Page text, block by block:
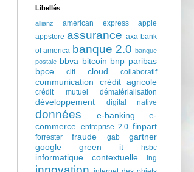
Libellés
allianz american express
apple
appstore assurance axa bank
of america banque 2.0 banque
postale bbva bitcoin bnp paribas
bpce
citi cloud collaboratif
communication crédit agricole
crédit mutuel dématérialisation
développement digital native
données e-banking
e-
commerce entreprise 2.0 finpart
forrester fraude gab
gartner
google
green it hsbc
informatique contextuelle ing